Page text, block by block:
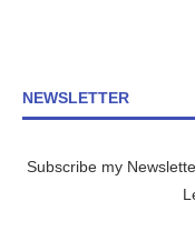
NEWSLETTER
Subscribe my